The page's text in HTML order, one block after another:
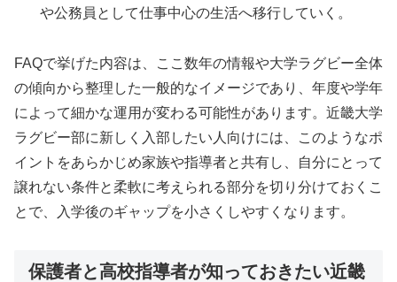
や公務員として仕事中心の生活へ移行していく。
FAQで挙げた内容は、ここ数年の情報や大学ラグビー全体
の傾向から整理した一般的なイメージであり、年度や学年
によって細かな運用が変わる可能性があります。近畿大学
ラグビー部に新しく入部したい人向けには、このようなポ
イントをあらかじめ家族や指導者と共有し、自分にとって
譲れない条件と柔軟に考えられる部分を切り分けておくこ
とで、入学後のギャップを小さくしやすくなります。
保護者と高校指導者が知っておきたい近畿